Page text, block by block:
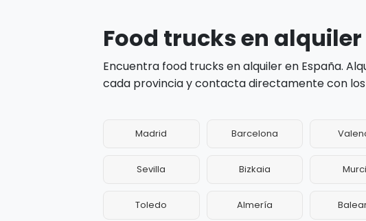
Food trucks en
Encuentra food trucks en alquiler en España.
cada provincia y contacta directamente con
Madrid Barcelona
Sevilla Bizkaia
Toledo Almería